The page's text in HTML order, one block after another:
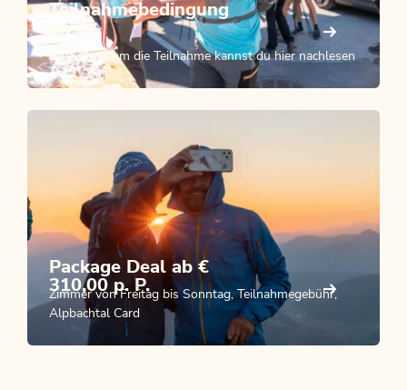
Teilnahmebedingung
en
Alles rund um die Teilnahme kannst du hier nachlesen
Package Deal ab €
310,00 p. P.
Zimmer von Freitag bis Sonntag, Teilnahmegebühr,
Alpbachtal Card